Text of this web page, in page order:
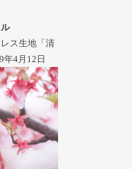
ス生地「清
年4月12日